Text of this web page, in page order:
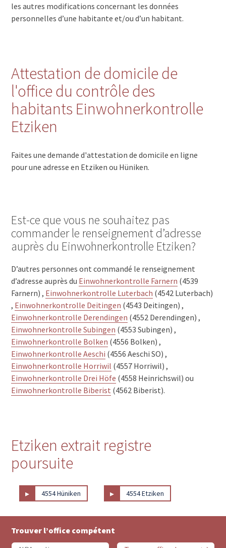
les autres modifications concernant les données
personnelles d’une habitante et/ou d’un habitant.
Attestation de domicile de
l'office du contrôle des
habitants Einwohnerkontrolle
Etziken
Faites une demande d'attestation de domicile en ligne
pour une adresse en Etziken ou Hüniken.
Est-ce que vous ne souhaitez pas
commander le renseignement d’adresse
auprès du Einwohnerkontrolle Etziken?
D’autres personnes ont commandé le renseignement
d’adresse auprès du Einwohnerkontrolle Farnern (4539
Farnern) , Einwohnerkontrolle Luterbach (4542 Luterbach)
, Einwohnerkontrolle Deitingen (4543 Deitingen) ,
Einwohnerkontrolle Derendingen (4552 Derendingen) ,
Einwohnerkontrolle Subingen (4553 Subingen) ,
Einwohnerkontrolle Bolken (4556 Bolken) ,
Einwohnerkontrolle Aeschi (4556 Aeschi SO) ,
Einwohnerkontrolle Horriwil (4557 Horriwil) ,
Einwohnerkontrolle Drei Höfe (4558 Heinrichswil) ou
Einwohnerkontrolle Biberist (4562 Biberist).
Etziken extrait registre
poursuite
▸ 4554 Hüniken ▸ 4554 Etziken
Trouver l’office compétent